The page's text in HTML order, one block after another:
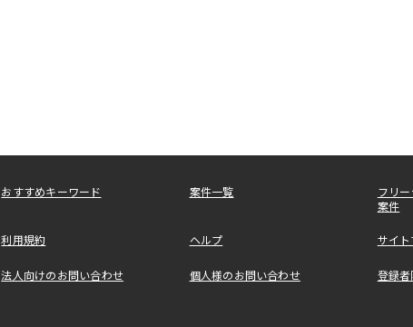
おすすめキーワード 案件一覧
フリ
案件
利用規約 ヘルプ サイ
法人向けのお問い合わせ 個人様のお問い合わせ 登録者